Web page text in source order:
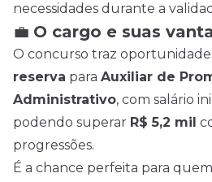
necessidades durante a
💼 O cargo e suas
O concurso traz
reserva para Auxiliar de
Administrativo, com salário
podendo superar R$ 5,2 mil
progressões.
É a chance perfeita para